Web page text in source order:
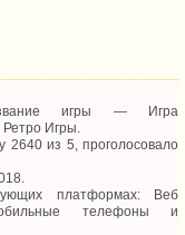
игры — Игра
Игры.
2640 из 5, проголосовало
платформах: Веб
телефоны и